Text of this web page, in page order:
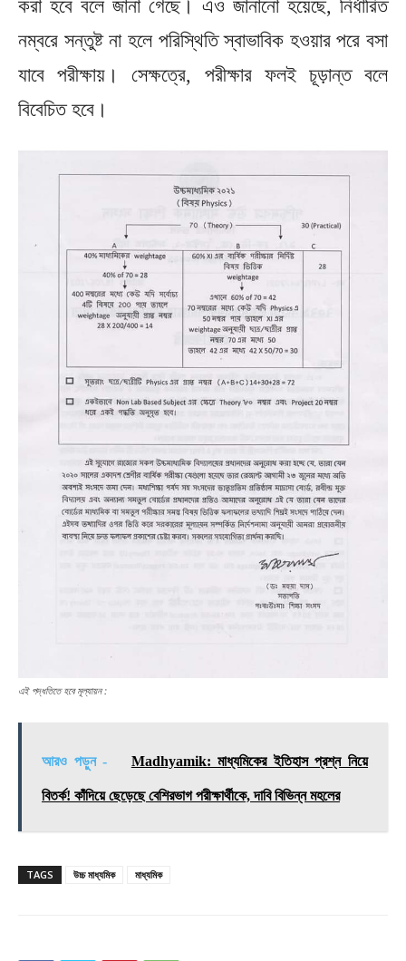
করা হবে বলে জানা গেছে। এও জানানো হয়েছে, নির্ধারিত
নম্বরে সন্তুষ্ট না হলে পরিস্থিতি স্বাভাবিক হওয়ার পরে বসা
যাবে পরীক্ষায়। সেক্ষত্রে, পরীক্ষার ফলই চূড়ান্ত বলে
বিবেচিত হবে।
এই পদ্ধতিতে হবে মূল্যায়ন :
আরও পড়ুন - Madhyamik: মাধ্যমিকের ইতিহাস প্রশ্ন নিয়ে
বিতর্ক! কাঁদিয়ে ছেড়েছে বেশিরভাগ পরীক্ষার্থীকে, দাবি বিভিন্ন মহলের
TAGS উচ্চ মাধ্যমিক মাধ্যমিক